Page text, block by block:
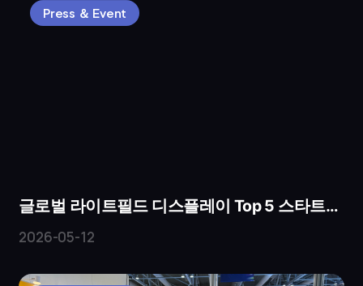
Press ＆ Event
글로벌 라이트필드 디스플레이 Top 5 스타트업
선정 — MOPIC, 혁신 기업으로 이름 올려
2026-05-12